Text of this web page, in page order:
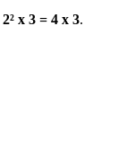
2² x 3 = 4 x 3.